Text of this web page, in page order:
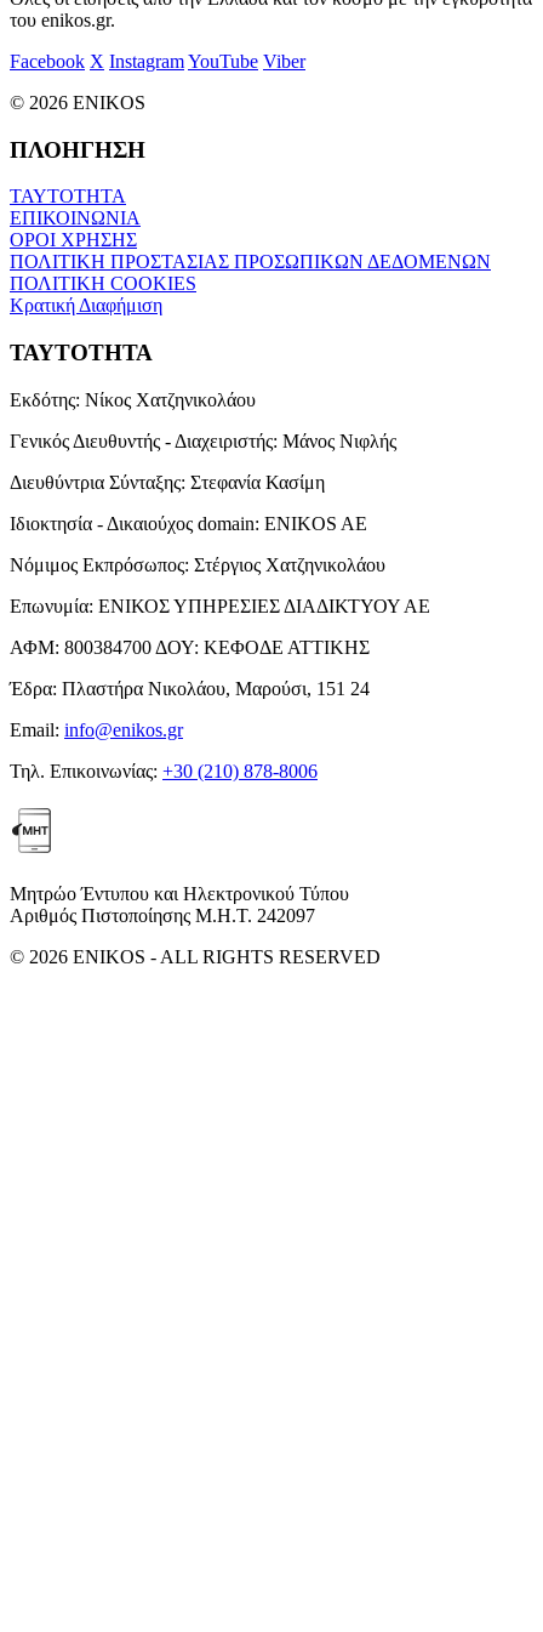
του enikos.gr.
Facebook X InstagramYouTube Viber
© 2026 ENIKOS
ΠΛΟΗΓΗΣΗ
ΤΑΥΤΟΤΗΤΑ
ΕΠΙΚΟΙΝΩΝΙΑ
ΟΡΟΙ ΧΡΗΣΗΣ
ΠΟΛΙΤΙΚΗ ΠΡΟΣΤΑΣΙΑΣ ΠΡΟΣΩΠΙΚΩΝ ΔΕΔΟΜΕΝΩΝ
ΠΟΛΙΤΙΚΗ COOKIES
Κρατική Διαφήμιση
ΤΑΥΤΟΤΗΤΑ
Εκδότης: Νίκος Χατζηνικολάου
Γενικός Διευθυντής - Διαχειριστής: Μάνος Νιφλής
Διευθύντρια Σύνταξης: Στεφανία Κασίμη
Ιδιοκτησία - Δικαιούχος domain: ENIKOS AE
Νόμιμος Εκπρόσωπος: Στέργιος Χατζηνικολάου
Επωνυμία: ΕΝΙΚΟΣ ΥΠΗΡΕΣΙΕΣ ΔΙΑΔΙΚΤΥΟΥ ΑΕ
ΑΦΜ: 800384700 ΔΟΥ: ΚΕΦΟΔΕ ΑΤΤΙΚΗΣ
Έδρα: Πλαστήρα Νικολάου, Μαρούσι, 151 24
Email: info@enikos.gr
Τηλ. Επικοινωνίας: +30 (210) 878-8006
Μητρώο Έντυπου και Ηλεκτρονικού Τύπου
Αριθμός Πιστοποίησης Μ.Η.Τ. 242097
© 2026 ENIKOS - ALL RIGHTS RESERVED